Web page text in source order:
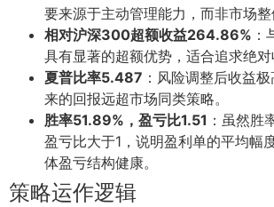
要来源于主动管理能力，而非市场整
相对沪深300超额收益264.86%
具有显著的超额优势，适合追求绝对
夏普比率5.487 ：风险调整后收益
来的回报远超市场同类策略。
胜率51.89%，盈亏比1.51 ：虽然胜
盈亏比大于1，说明盈利单的平均幅
体盈亏结构健康。
策略运作逻辑